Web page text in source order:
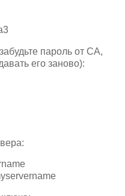
пароль от CA,
его заново):